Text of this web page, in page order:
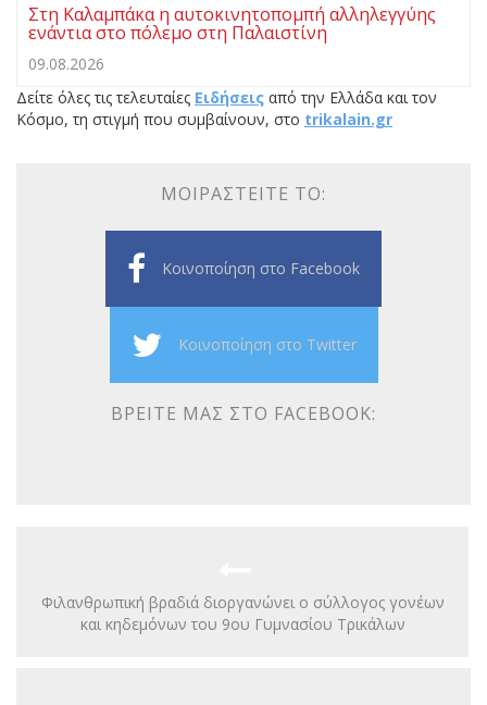
Στη Καλαμπάκα η αυτοκινητοπομπή αλληλεγγύης
ενάντια στο πόλεμο στη Παλαιστίνη
09.08.2026
Δείτε όλες τις τελευταίες Ειδήσεις από την Ελλάδα και τον
Κόσμο, τη στιγμή που συμβαίνουν, στο trikalain.gr
ΜΟΙΡΑΣΤΕΊΤΕ ΤΟ:
Κοινοποίηση στο Facebook
Κοινοποίηση στο Twitter
ΒΡΕΊΤΕ ΜΑΣ ΣΤΟ FACEBOOK:
Φιλανθρωπική βραδιά διοργανώνει ο σύλλογος γονέων
και κηδεμόνων του 9ου Γυμνασίου Τρικάλων